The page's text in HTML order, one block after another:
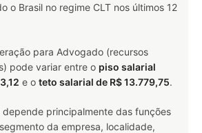
o Brasil no regime CLT nos últimos 12
para Advogado (recursos
pode variar entre o piso salarial
e o teto salarial de R$ 13.779,75.
depende principalmente das funções
da empresa, localidade,